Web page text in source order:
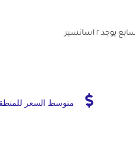
متوسط السعر